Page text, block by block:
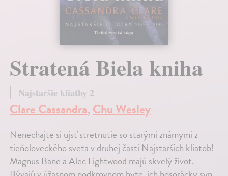
Stratená Biela kniha
Najstaršie kliatby 2
Clare Cassandra,Chu Wesley
Nenechajte si ujsť stretnutie so starými známymi z
tieňoloveckého sveta v druhej časti Najstarších kliatob!
Magnus Bane a Alec Lightwood majú skvelý život.